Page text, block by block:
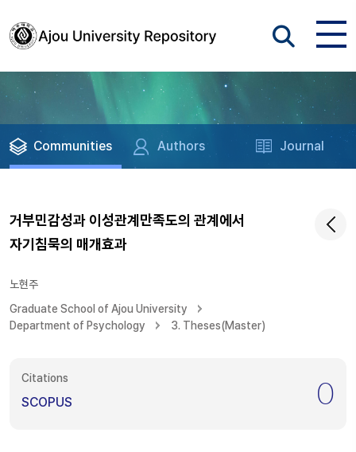
Communities Authors Journal
거부민감성과 이성관계만족도의 관계에서
자기침묵의 매개효과
노현주
Graduate School of Ajou University
Department of Psychology
3. Theses(Master)
Citations
SCOPUS 0